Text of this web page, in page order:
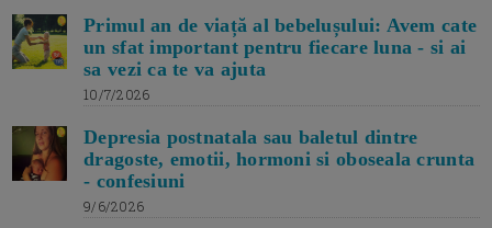
Primul an de viață al bebelușului: Avem cate
un sfat important pentru fiecare luna - si ai
sa vezi ca te va ajuta
10/7/2026
Depresia postnatala sau baletul dintre
dragoste, emotii, hormoni si oboseala crunta
- confesiuni
9/6/2026